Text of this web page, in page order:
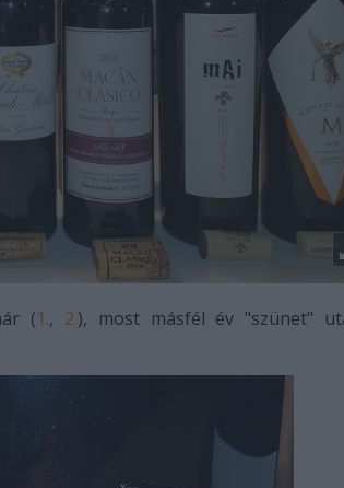
(1., 2.), most másfél év "szünet"